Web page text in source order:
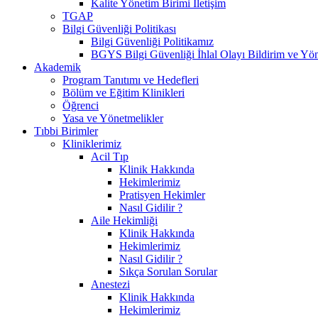
Kalite Yönetim Birimi İletişim
TGAP
Bilgi Güvenliği Politikası
Bilgi Güvenliği Politikamız
BGYS Bilgi Güvenliği İhlal Olayı Bildirim ve
Akademik
Program Tanıtımı ve Hedefleri
Bölüm ve Eğitim Klinikleri
Öğrenci
Yasa ve Yönetmelikler
Tıbbi Birimler
Kliniklerimiz
Acil Tıp
Klinik Hakkında
Hekimlerimiz
Pratisyen Hekimler
Nasıl Gidilir ?
Aile Hekimliği
Klinik Hakkında
Hekimlerimiz
Nasıl Gidilir ?
Sıkça Sorulan Sorular
Anestezi
Klinik Hakkında
Hekimlerimiz